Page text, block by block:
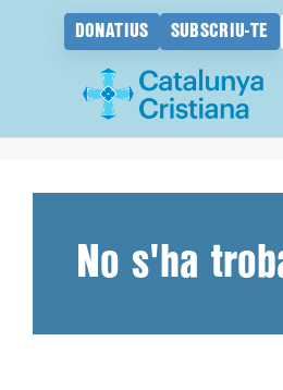
DONATIUS SUBSCRIU-TE
No s'ha